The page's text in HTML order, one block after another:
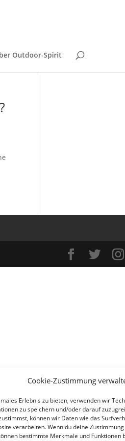
Cookie-Zustimmung
Erlebnis zu bieten, verwenden wir
zu speichern und/oder darauf
können wir Daten wie das
verarbeiten. Wenn du deine
bestimmte Merkmale und Funktionen
Outdoor-Spirit